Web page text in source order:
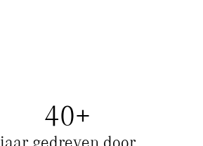
40+
jaar gedreven door